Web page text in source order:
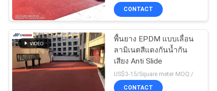
CONTACT
พื้นยาง EPDM แบบเลื่อน
ลามิเนตสีแดงกันน้ำกัน
เสียง Anti Slide
US$3-15/Square meter MOQ:/
CONTACT